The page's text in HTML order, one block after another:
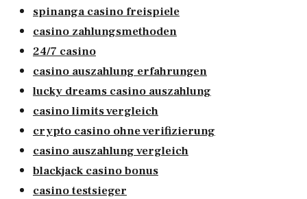
spinanga casino freispiele
casino zahlungsmethoden
24/7 casino
casino auszahlung erfahrungen
lucky dreams casino auszahlung
casino limits vergleich
crypto casino ohne verifizierung
casino auszahlung vergleich
blackjack casino bonus
casino testsieger